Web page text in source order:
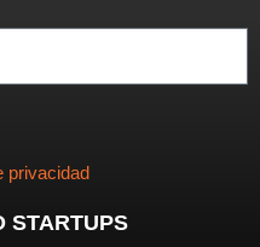
privacidad
STARTUPS